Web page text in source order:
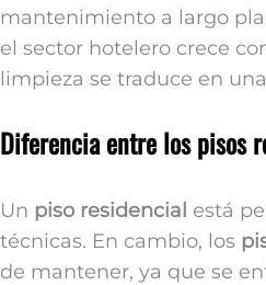
mantenimiento a largo
el sector hotelero crece
limpieza se traduce en
Diferencia entre los pisos
Un piso residencial está
técnicas. En cambio, los
de mantener, ya que se